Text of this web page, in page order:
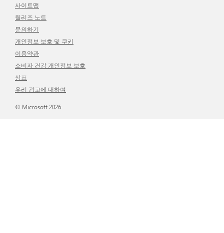
사이트맵
릴리즈 노트
문의하기
개인정보 보호 및 쿠키
이용약관
소비자 건강 개인정보 보호
상표
우리 광고에 대하여
© Microsoft 2026